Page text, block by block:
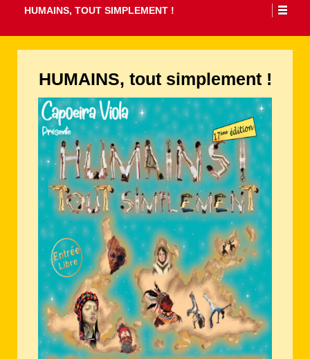
HUMAINS, TOUT SIMPLEMENT !
HUMAINS, tout simplement !